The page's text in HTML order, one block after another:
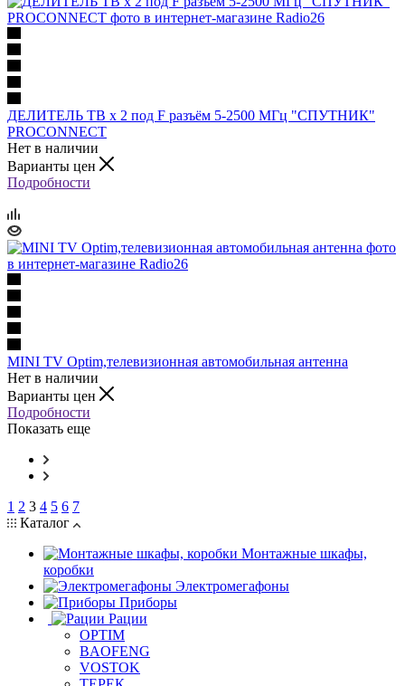
ДЕЛИТЕЛЬ ТВ х 2 под F разъём 5-2500 МГц "СПУТНИК"
PROCONNECT
Нет в наличии
Варианты цен
Подробности
MINI TV Optim,телевизионная автомобильная антенна
Нет в наличии
Варианты цен
Подробности
Показать еще
1 2 3 4 5 6 7
Каталог
Монтажные шкафы,
коробки
Электромегафоны
Приборы
Рации
OPTIM
BAOFENG
VOSTOK